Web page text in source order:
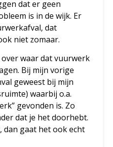
dat er geen
is in de wijk. Er
dat
niet zomaar.
waar dat vuurwerk
Bij mijn vorige
geweest bij mijn
waarbij o.a.
gevonden is. Zo
dat je het doorhebt.
dan gaat het ook echt